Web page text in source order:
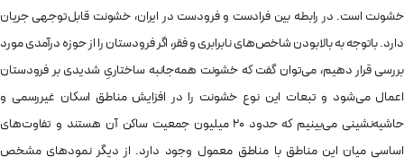
خشونت است. در رابطه بین فرادست و فرودست در ایران، خشونت قابل‌توجهی جریان
دارد. باتوجه به بالابودن شاخص‌های نابرابری و فقر، اگر فرودستان را از حوزه‌ درآمدی مورد
بررسی قرار دهیم، می‌توان گفت که خشونت همه‌جانبه‌ ساختاریِ شدیدی بر فرودستان
اعمال می‌شود و تبعات این نوع خشونت را در افزایش مناطق اسکان غیررسمی و
حاشیه‌نشینی می‌بینیم که حدود 20 میلیون جمعیت ساکن آن هستند و تفاوت‌های
اساسی میان این مناطق با مناطق معمول وجود دارد. از دیگر نمودهای مشخص